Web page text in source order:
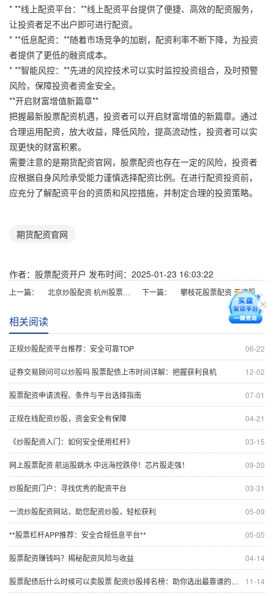
* **线上配资平台：**线上配资平台提供了便捷、高效的配资服务，
让投资者足不出户即可进行配资。
* **低息配资：**随着市场竞争的加剧，配资利率不断下降，为投资
者提供了更低的融资成本。
* **智能风控：**先进的风控技术可以实时监控投资组合，及时预警
风险，保障投资者资金安全。
**开启财富增值新篇章**
把握最新股票配资机遇，投资者可以开启财富增值的新篇章。通过
合理运用配资，放大收益，降低风险，提高流动性，投资者可以实
现更快的财富积累。
需要注意的是期货配资官网，股票配资也存在一定的风险，投资者
应根据自身风险承受能力谨慎选择配资比例。在进行配资投资前，
应充分了解配资平台的资质和风控措施，并制定合理的投资策略。
期货配资官网
作者：股票配资开户 发布时间：2025-01-23 16:03:22
上一篇： 北京炒股配资 杭州股票配资：开启财富新篇章，助力投资梦想 下一篇： 攀枝花股票配资 天津股票配资：助力投资者放大收益
相关阅读
06-22
正规炒股配资平台推荐：安全可靠TOP
12-02
证券交易顾问可以炒股吗 股票配债上市时间详解：把握获利良机
07-01
股票配资申请流程、条件与平台选择指南
04-21
正规在线配资炒股，资金安全有保障
03-15
《炒股配资入门：如何安全使用杠杆》
09-20
网上股票配资 航运股跳水 中远海控跌停！芯片股走强！
03-31
炒股配资门户：寻找优秀的配资平台
05-09
一流炒股配资网站，助您配资炒股，轻松获利
05-05
**股票杠杆APP推荐：安全合规低息平台**
04-14
股票配资赚钱吗？揭秘配资风险与收益
11-14
股票配债后什么时候可以卖股票 配资炒股排名榜：助你选出最靠谱的平台